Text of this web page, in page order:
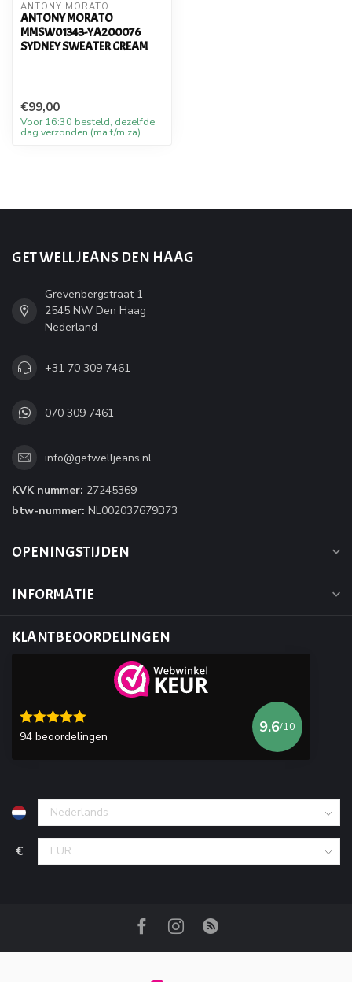
ANTONY MORATO
ANTONY MORATO
MMSW01343-YA200076
SYDNEY SWEATER CREAM
€99,00
Voor 16:30 besteld, dezelfde
dag verzonden (ma t/m za)
GET WELL JEANS DEN HAAG
Grevenbergstraat 1
2545 NW Den Haag
Nederland
+31 70 309 7461
070 309 7461
info@getwelljeans.nl
KVK nummer: 27245369
btw-nummer: NL002037679B73
OPENINGSTIJDEN
INFORMATIE
KLANTBEOORDELINGEN
94 beoordelingen
9.6/10
€